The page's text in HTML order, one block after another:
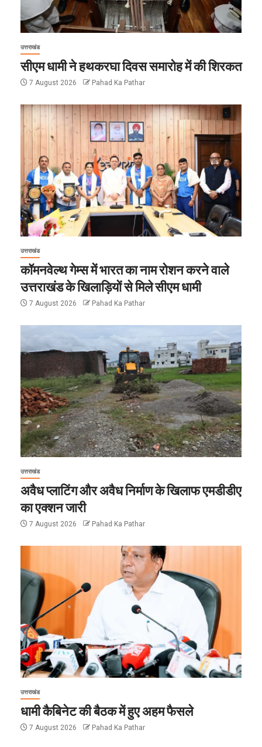
उत्तराखंड
सीएम धामी ने हथकरघा दिवस समारोह में की शिरकत
7 August 2026 Pahad Ka Pathar
उत्तराखंड
कॉमनवेल्थ गेम्स में भारत का नाम रोशन करने वाले
उत्तराखंड के खिलाड़ियों से मिले सीएम धामी
7 August 2026 Pahad Ka Pathar
उत्तराखंड
अवैध प्लाटिंग और अवैध निर्माण के खिलाफ एमडीडीए
का एक्शन जारी
7 August 2026 Pahad Ka Pathar
उत्तराखंड
धामी कैबिनेट की बैठक में हुए अहम फैसले
7 August 2026 Pahad Ka Pathar